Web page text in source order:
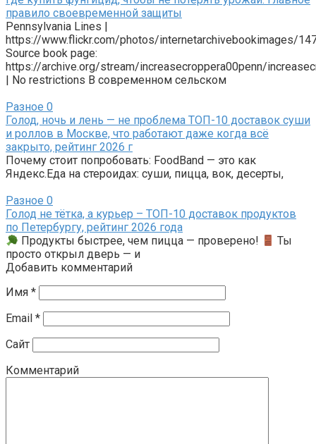
правило своевременной защиты
Pennsylvania Lines |
https://www.flickr.com/photos/internetarchivebookimages/
Source book page:
https://archive.org/stream/increasecroppera00penn/
| No restrictions В современном сельском
Разное 0
Голод, ночь и лень — не проблема ТОП-10 доставок суши
и роллов в Москве, что работают даже когда всё
закрыто, рейтинг 2026 г
Почему стоит попробовать: FoodBand — это как
Яндекс.Еда на стероидах: суши, пицца, вок, десерты,
Разное 0
Голод не тётка, а курьер – ТОП-10 доставок продуктов
по Петербургу, рейтинг 2026 года
Продукты быстрее, чем пицца — проверено!
Ты
просто открыл дверь — и
Добавить комментарий
Имя *
Email *
Сайт
Комментарий